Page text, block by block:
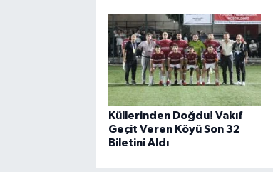
Küllerinden Doğdu! Vakıf
Geçit Veren Köyü Son 32
Biletini Aldı